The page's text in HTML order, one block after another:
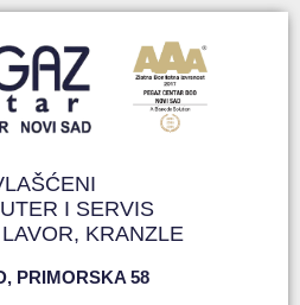
I SERVIS
KRANZLE
, PRIMORSKA 58